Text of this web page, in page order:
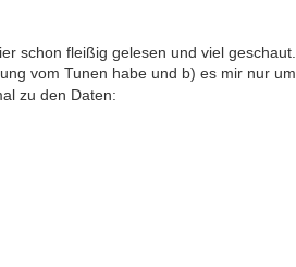
schon fleißig gelesen und viel geschaut..
vom Tunen habe und b) es mir nur um
zu den Daten: